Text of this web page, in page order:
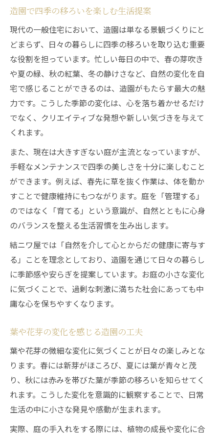
造園で四季の移ろいを楽しむ生活提案
現代の一般住宅において、造園は単なる景観づくりにと
どまらず、日々の暮らしに四季の移ろいを取り込む重要
な役割を担っています。忙しい毎日の中で、春の芽吹き
や夏の緑、秋の紅葉、冬の静けさなど、自然の変化を自
宅で感じることができるのは、造園がもたらす最大の魅
力です。こうした季節の変化は、心を落ち着かせるだけ
でなく、クリエイティブな発想や新しい気づきを与えて
くれます。
また、現在は大きすぎない庭が主流となっていますが、
手軽なメンテナンスで四季の美しさを十分に楽しむこと
ができます。例えば、春先に草を抜く作業は、体を動か
すことで健康維持にもつながります。庭を「管理する」
のではなく「育てる」という意識が、自然とともに心身
のバランスを整える生活習慣を生み出します。
結ニワ屋では「自然を介して心とからだの健康に寄与す
る」ことを理念としており、造園を通じて日々の暮らし
に季節感や安らぎを提案しています。お庭の小さな変化
に気づくことで、過剰な刺激に満ちた社会にあっても中
庸な心を保ちやすくなります。
葉や花芽の変化を感じる造園の工夫
葉や花芽の微細な変化に気づくことが日々の楽しみとな
ります。春には新芽がほころび、夏には葉が青々と茂
り、秋には赤みを帯びた葉が季節の移ろいを知らせてく
れます。こうした変化を意識的に観察することで、日常
生活の中に小さな発見や感動が生まれます。
実際、庭の手入れをする際には、植物の成長や変化に合